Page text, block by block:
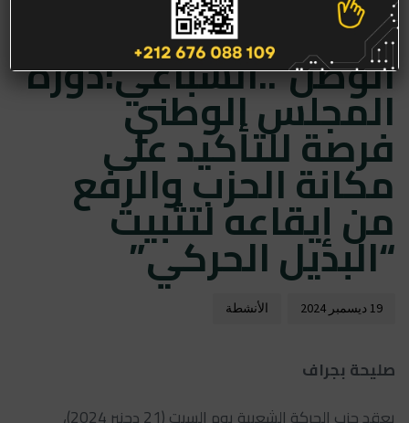
خدمة
الوطن”..السباعي:دورة
المجلس الوطني
فرصة للتأكيد على
مكانة الحزب والرفع
من إيقاعه لتثبيت
“البديل الحركي”
19 ديسمبر 2024 الأنشطة
صليحة بجراف